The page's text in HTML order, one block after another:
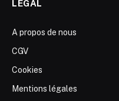
LEGAL
A propos de nous
CGV
Cookies
Mentions légales